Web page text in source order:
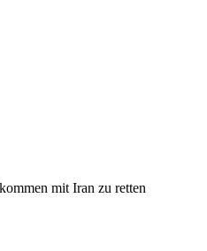
mit Iran zu retten